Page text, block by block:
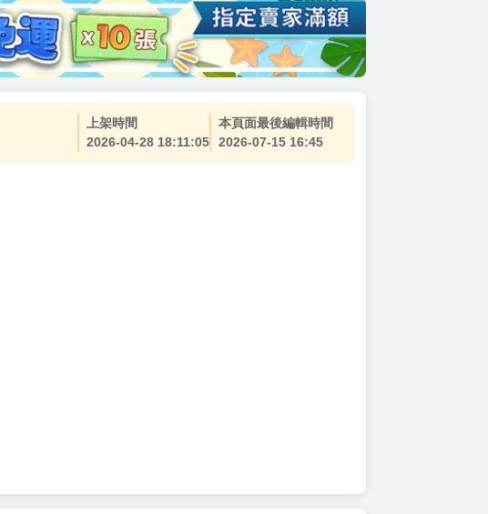
上架時間
2026-04-28 18:11:05
本頁面最後編輯時間
2026-07-15 16:45